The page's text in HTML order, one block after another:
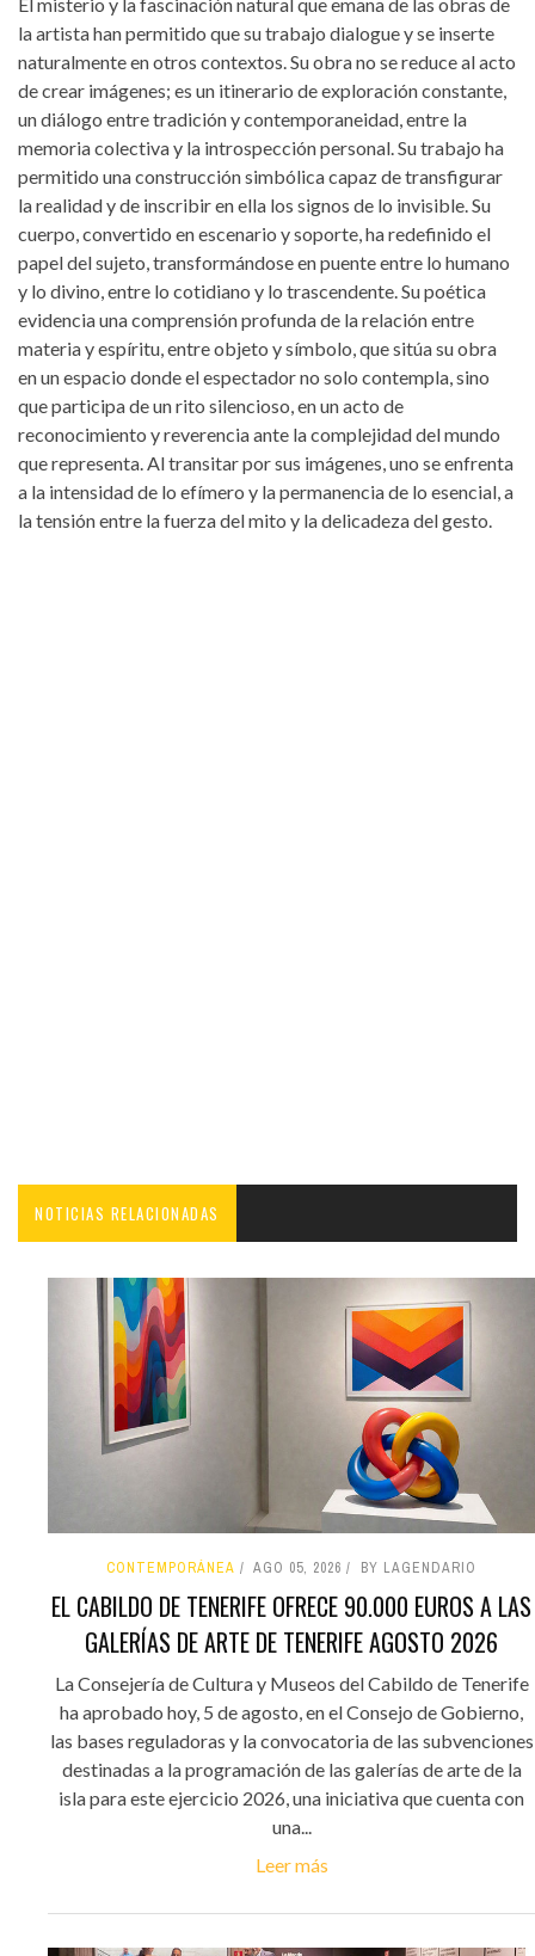
la artista han permitido que su trabajo dialogue y se inserte
naturalmente en otros contextos. Su obra no se reduce al acto
de crear imágenes; es un itinerario de exploración constante,
un diálogo entre tradición y contemporaneidad, entre la
memoria colectiva y la introspección personal. Su trabajo ha
permitido una construcción simbólica capaz de transfigurar
la realidad y de inscribir en ella los signos de lo invisible. Su
cuerpo, convertido en escenario y soporte, ha redefinido el
papel del sujeto, transformándose en puente entre lo humano
y lo divino, entre lo cotidiano y lo trascendente. Su poética
evidencia una comprensión profunda de la relación entre
materia y espíritu, entre objeto y símbolo, que sitúa su obra
en un espacio donde el espectador no solo contempla, sino
que participa de un rito silencioso, en un acto de
reconocimiento y reverencia ante la complejidad del mundo
que representa.Al transitar por sus imágenes, uno se enfrenta
a la intensidad de lo efímero y la permanencia de lo esencial, a
la tensión entre la fuerza del mito y la delicadeza del gesto.
NOTICIAS RELACIONADAS
CONTEMPORÁNEA AGO 05, 2026 BY LAGENDARIO
EL CABILDO DE TENERIFE OFRECE 90.000 EUROS A LAS
GALERÍAS DE ARTE DE TENERIFE AGOSTO 2026
La Consejería de Cultura y Museos del Cabildo de Tenerife
ha aprobado hoy, 5 de agosto, en el Consejo de Gobierno,
las bases reguladoras y la convocatoria de las subvenciones
destinadas a la programación de las galerías de arte de la
isla para este ejercicio 2026, una iniciativa que cuenta con
una...
Leer más